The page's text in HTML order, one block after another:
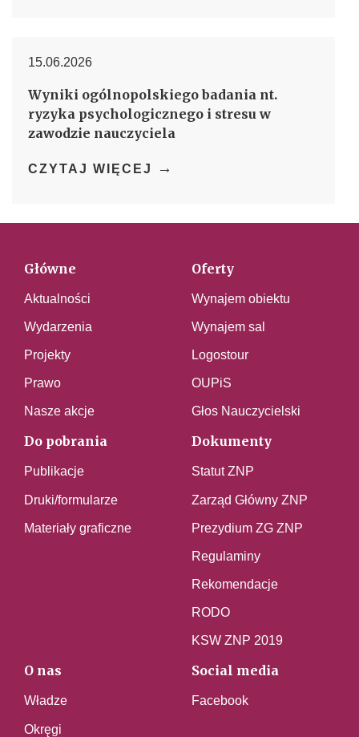
15.06.2026
Wyniki ogólnopolskiego badania nt.
ryzyka psychologicznego i stresu w
zawodzie nauczyciela
CZYTAJ WIĘCEJ →
Główne
Aktualności
Wydarzenia
Projekty
Prawo
Nasze akcje
Oferty
Wynajem obiektu
Wynajem sal
Logostour
OUPiS
Głos Nauczycielski
Do pobrania
Publikacje
Druki/formularze
Materiały graficzne
Dokumenty
Statut ZNP
Zarząd Główny ZNP
Prezydium ZG ZNP
Regulaminy
Rekomendacje
RODO
KSW ZNP 2019
O nas
Władze
Okręgi
Social media
Facebook